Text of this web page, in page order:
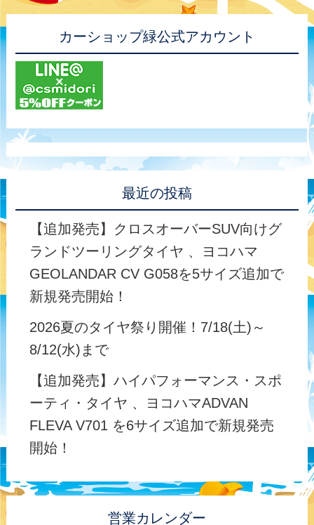
カーショップ緑公式アカウント
最近の投稿
【追加発売】クロスオーバーSUV向けグ
ランドツーリングタイヤ 、ヨコハマ
GEOLANDAR CV G058を5サイズ追加で
新規発売開始！
2026夏のタイヤ祭り開催！7/18(土)～
8/12(水)まで
【追加発売】ハイパフォーマンス・スポ
ーティ・タイヤ 、ヨコハマADVAN
FLEVA V701 を6サイズ追加で新規発売
開始！
営業カレンダー